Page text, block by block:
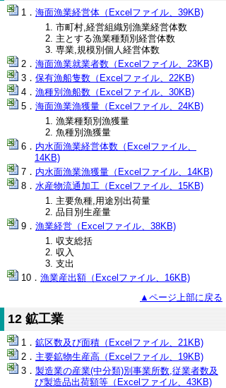
海面漁業経営体（Excelファイル、39KB)
市町村,経営組織別漁業経営体数
主とする漁業種類別経営体数
専業,規模別個人経営体数
海面漁業就業者数（Excelファイル、23KB)
保有漁船隻数（Excelファイル、22KB)
漁種別漁船数（Excelファイル、30KB)
海面漁業漁獲量（Excelファイル、24KB)
漁業種類別漁獲量
魚種別漁獲量
内水面漁業経営体数（Excelファイル、
14KB)
内水面漁業漁獲量（Excelファイル、14KB)
水産物流通加工（Excelファイル、15KB)
主要魚種,用途別出荷量
品目別生産量
漁業経営（Excelファイル、38KB)
収支総括
収入
支出
漁業産出額（Excelファイル、16KB)
▲ページ上部に戻る
12 鉱工業
鉱区数及び面積（Excelファイル、21KB)
主要鉱物生産高（Excelファイル、19KB)
製造業の産業(中分類)別事業所数,従業者数及
び製造品出荷額等（Excelファイル、43KB)